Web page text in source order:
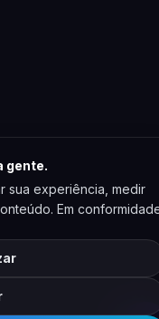
gente.
sua experiência, medir
Em